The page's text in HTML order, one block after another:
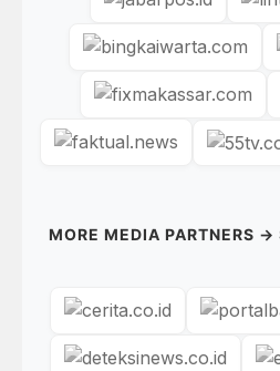
MORE MEDIA PARTNERS →